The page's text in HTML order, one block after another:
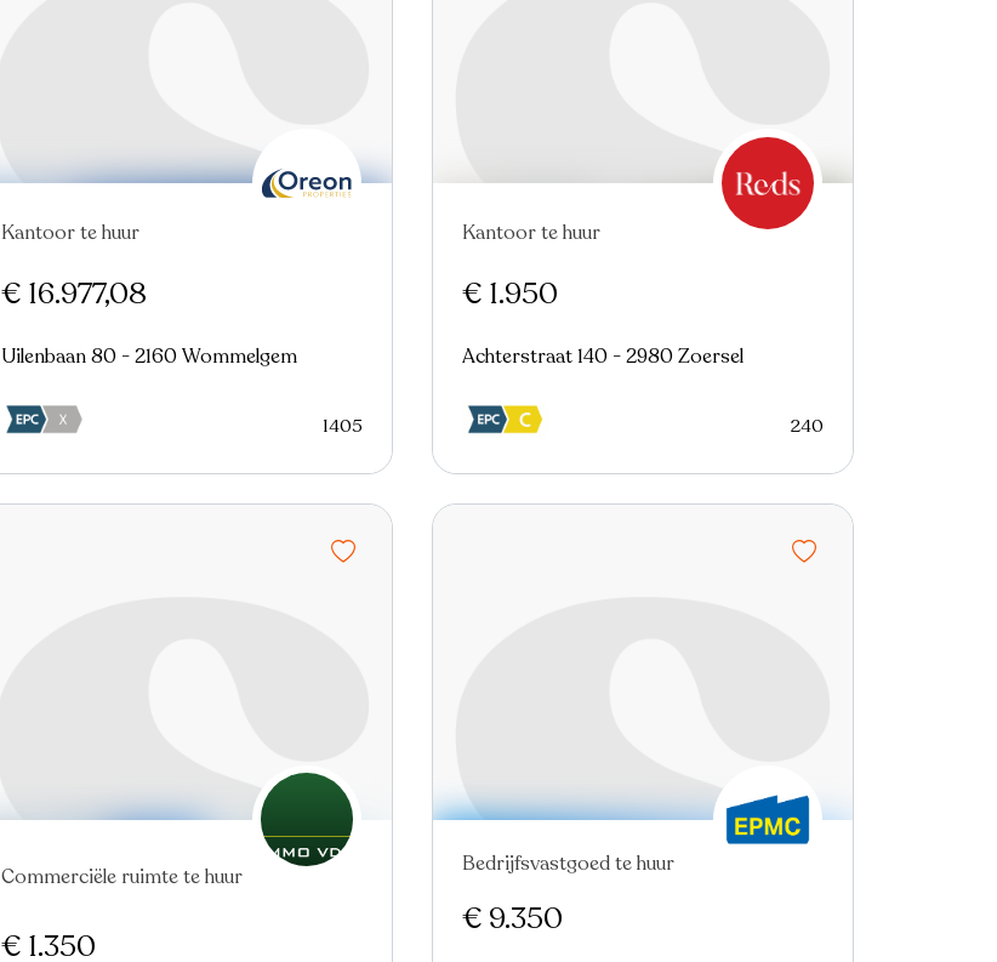
Kantoor te huur
€ 16.977,08
Uilenbaan 80 - 2160 Wommelgem
1405
Kantoor te huur
€ 1.950
Achterstraat 140 - 2980 Zoersel
240
Commerciële ruimte te huur
€ 1.350
Bedrijfsvastgoed te huur
€ 9.350